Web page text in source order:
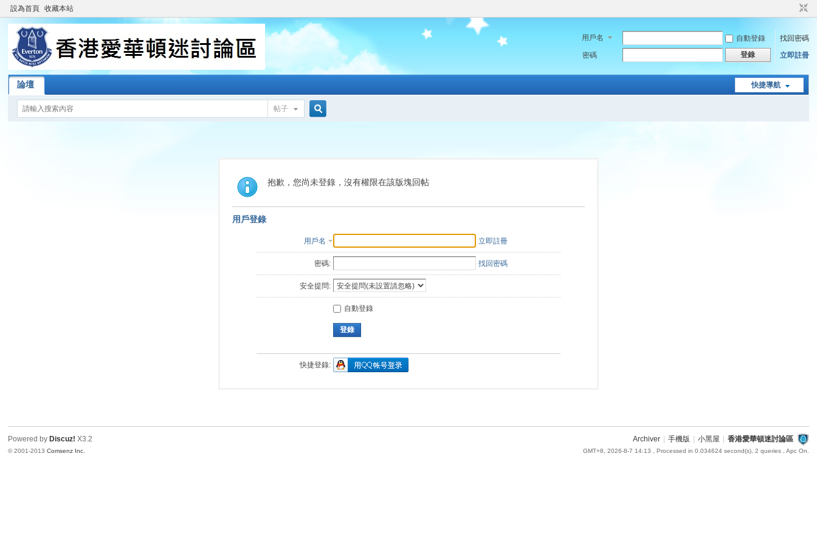
設為首頁 收藏本站
用戶名 自動登錄
找回密碼
密碼
登錄 立即註冊
快捷導航
論壇
帖子
索
抱歉，您尚未登錄，沒有權限在該版塊回帖
用戶登錄
用戶名 立即註冊
密碼: 找回密碼
安全提問:
自動登錄
登錄
快捷登錄:
Archiver 手機版 小黑屋 香港愛華頓迷討論區
GMT+8, 2026-8-7 14:13 , Processed in 0.034624 second(s), 2 queries , Apc On.
Powered by Discuz! X3.2
© 2001-2013Comsenz Inc.